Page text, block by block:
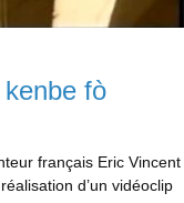
fò
français Eric Vincent
d’un vidéoclip